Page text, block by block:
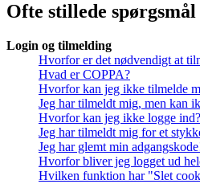
Ofte stillede spørgsmål
Login og tilmelding
Hvorfor er det nødvendigt at
Hvad er COPPA?
Hvorfor kan jeg ikke tilmelde
Jeg har tilmeldt mig, men kan
Hvorfor kan jeg ikke logge ind?
Jeg har tilmeldt mig for et
Jeg har glemt min
Hvorfor bliver jeg logget ud
Hvilken funktion har "Slet